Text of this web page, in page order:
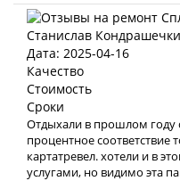
Станислав
Дата: 2025-04-16
Качество
Стоимость
Сроки
Отдыхали в прошлом году
процентное соответствие
картатревел. хотели и в
услугами, но видимо эта